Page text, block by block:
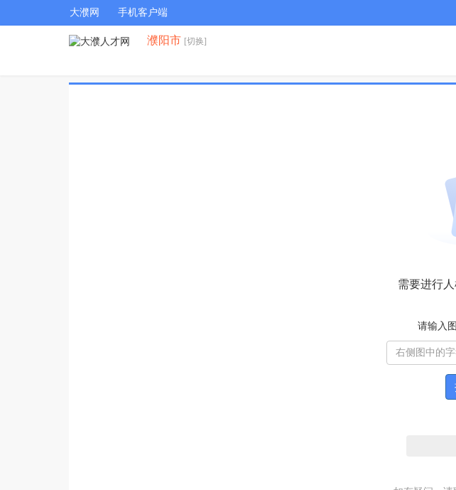
大濮网 手机客户端
濮阳市 [切换]
需要进行
请输入